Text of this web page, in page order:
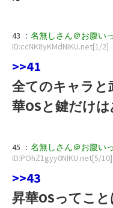
43 ： 名無しさん＠お腹い
ID:ccNK8yKMdNIKU.net[1/2]
>>41
全てのキャラと
華OSと鍵だけ
45 ： 名無しさん＠お腹い
ID:POhZ1gyy0NIKU.net[5/10]
>>43
昇華OSってこ